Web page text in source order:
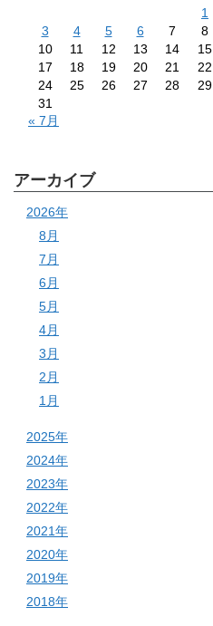
1
3
4 5 6 7 8
10
11 12 13 14 15
17
18 19 20 21 22
24
25 26 27 28 29
31
« 7月
アーカイブ
2026年
8月
7月
6月
5月
4月
3月
2月
1月
2025年
2024年
2023年
2022年
2021年
2020年
2019年
2018年